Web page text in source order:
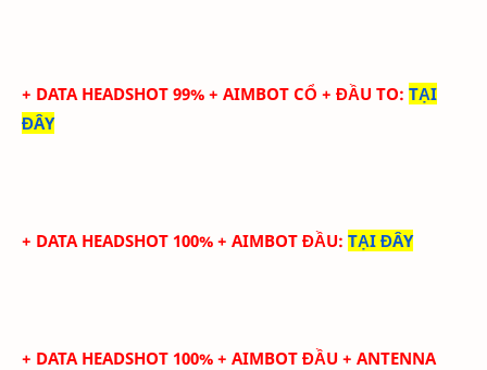
+ DATA HEADSHOT 99% + AIMBOT CỔ + ĐẦU TO: TẠI
ĐÂY
+ DATA HEADSHOT 100% + AIMBOT ĐẦU: TẠI ĐÂY
+ DATA HEADSHOT 100% + AIMBOT ĐẦU + ANTENNA